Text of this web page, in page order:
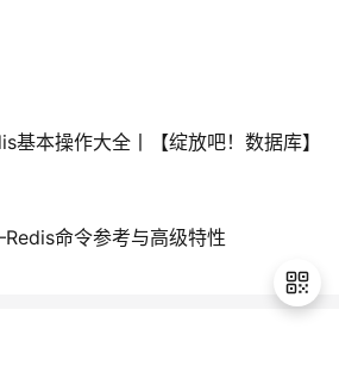
基本操作大全丨【绽放吧！数据库】
命令参考与高级特性